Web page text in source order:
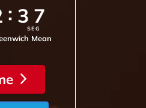
: 35
SEG
Mean